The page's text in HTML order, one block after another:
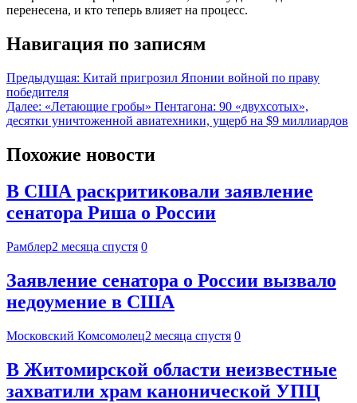
перенесена, и кто теперь влияет на процесс.
Навигация по записям
Предыдущая: Китай пригрозил Японии войной по праву
победителя
Далее: «Летающие гробы» Пентагона: 90 «двухсотых»,
десятки уничтоженной авиатехники, ущерб на $9 миллиардов
Похожие новости
В США раскритиковали заявление
сенатора Риша о России
Рамблер2 месяца спустя 0
Заявление сенатора о России вызвало
недоумение в США
Московский Комсомолец2 месяца спустя 0
В Житомирской области неизвестные
захватили храм канонической УПЦ